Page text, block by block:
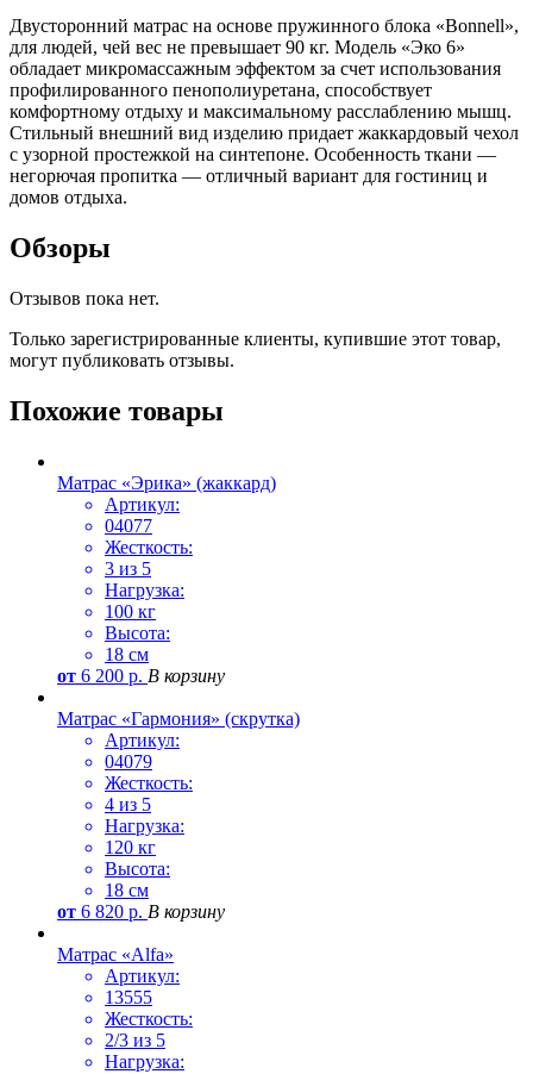
Двусторонний матрас на основе пружинного блока «Bonnell»,
для людей, чей вес не превышает 90 кг. Модель «Эко 6»
обладает микромассажным эффектом за cчет использования
профилированного пенополиуретана, способствует
комфортному отдыху и максимальному расслаблению мышц.
Стильный внешний вид изделию придает жаккардовый чехол
с узорной простежкой на синтепоне. Особенность ткани —
негорючая пропитка — отличный вариант для гостиниц и
домов отдыха.
Обзоры
Отзывов пока нет.
Только зарегистрированные клиенты, купившие этот товар,
могут публиковать отзывы.
Похожие товары
Матрас «Эрика» (жаккард)
Артикул:
04077
Жесткость:
3 из 5
Нагрузка:
100 кг
Высота:
18 см
от 6 200 р. В корзину
Матрас «Гармония» (скрутка)
Артикул:
04079
Жесткость:
4 из 5
Нагрузка:
120 кг
Высота:
18 см
от 6 820 р. В корзину
Матрас «Alfa»
Артикул:
13555
Жесткость:
2/3 из 5
Нагрузка: